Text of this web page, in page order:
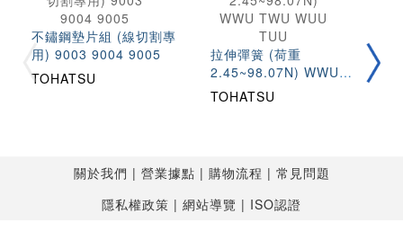
不鏽鋼墊片組 (線切割專
用) 9003 9004 9005
TOHATSU
拉伸彈簧 (荷重
2.45~98.07N) WWU
TWU WUU TUU
TOHATSU
關於我們 營業據點 購物流程
常見問題
隱私權政策
網站導覽 ISO認證